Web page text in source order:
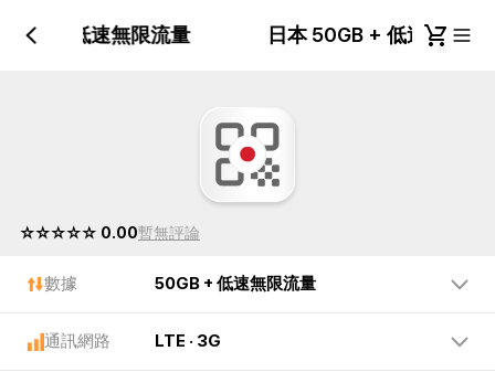
+ 低速無限流量 日本 50GB + 低速無限
☆☆☆☆☆ 0.00暫無評論
數據 50GB + 低速無限流量
通訊網路 LTE · 3G